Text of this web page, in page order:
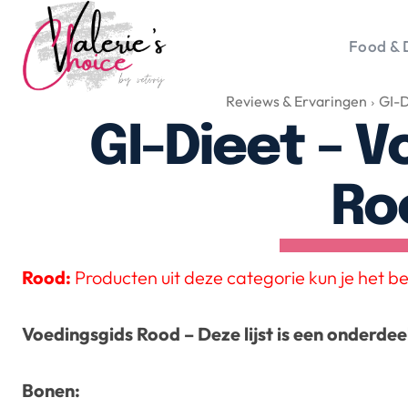
Travel
Food
Top 5
Huis &
Food &
Reviews & Ervaringen GI-
GI-Dieet –
Rood: Producten uit deze categorie kun je het
Voedingsgids Rood – Deze lijst is een
Bonen: